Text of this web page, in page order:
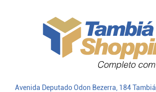
Avenida Deputado Odon Bezerra, 184 Tambiá